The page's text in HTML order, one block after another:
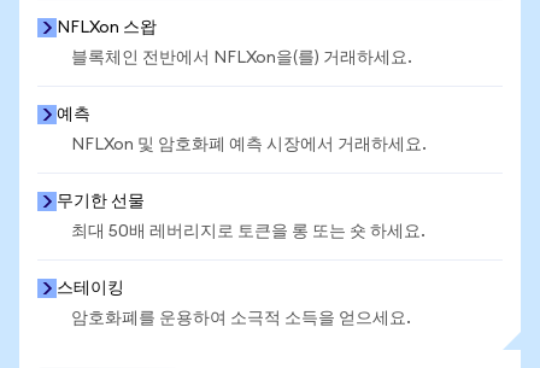
NFLXon 스왑
블록체인 전반에서 NFLXon을(를) 거래하세요.
예측
NFLXon 및 암호화폐 예측 시장에서 거래하세요.
무기한 선물
최대 50배 레버리지로 토큰을 롱 또는 숏 하세요.
스테이킹
암호화폐를 운용하여 소극적 소득을 얻으세요.